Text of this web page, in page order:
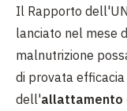
Il Rapporto
lanciato nel mese
malnutrizione
di provata
dell'allattamento